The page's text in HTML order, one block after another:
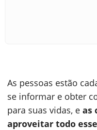
As pessoas estão
se informar e obter
para suas vidas, e as
aproveitar todo